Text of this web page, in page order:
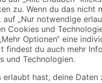
App herunterladen